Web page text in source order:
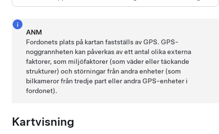
ANM
Fordonets plats på kartan fastställs av GPS. GPS-
noggrannheten kan påverkas av ett antal olika externa
faktorer, som miljöfaktorer (som väder eller täckande
strukturer) och störningar från andra enheter (som
bilkameror från tredje part eller andra GPS-enheter i
fordonet).
Kartvisning